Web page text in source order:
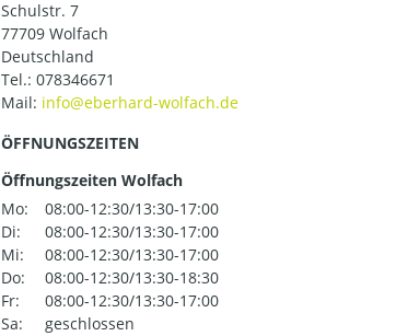
Schulstr. 7
77709 Wolfach
Deutschland
Tel.: 078346671
Mail:
ÖFFNUNGSZEITEN
Öffnungszeiten Wolfach
Mo:
08:00-12:30/13:30-17:00
Di:
08:00-12:30/13:30-17:00
Mi:
08:00-12:30/13:30-17:00
Do:
08:00-12:30/13:30-18:30
Fr:
08:00-12:30/13:30-17:00
Sa:
geschlossen